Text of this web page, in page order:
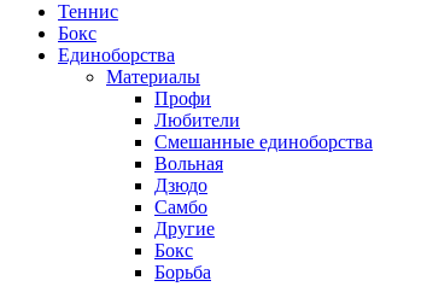
Теннис
Бокс
Единоборства
Материалы
Профи
Любители
Смешанные единоборства
Вольная
Дзюдо
Самбо
Другие
Бокс
Борьба